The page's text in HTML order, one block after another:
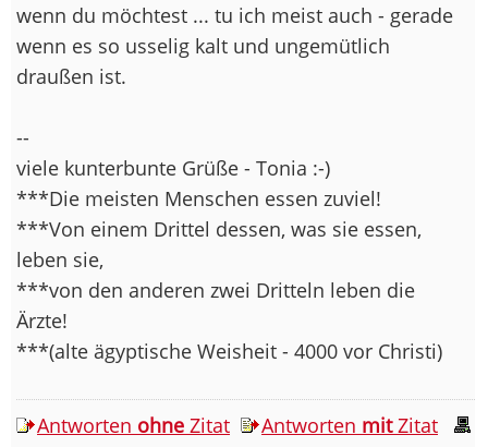
wenn du möchtest ... tu ich meist auch - gerade
wenn es so usselig kalt und ungemütlich
draußen ist.
--
viele kunterbunte Grüße - Tonia :-)
***Die meisten Menschen essen zuviel!
***Von einem Drittel dessen, was sie essen,
leben sie,
***von den anderen zwei Dritteln leben die
Ärzte!
***(alte ägyptische Weisheit - 4000 vor Christi)
Antworten ohne Zitat Antworten mitZitat